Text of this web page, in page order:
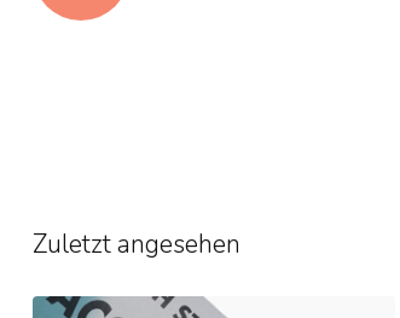
Zuletzt angesehen